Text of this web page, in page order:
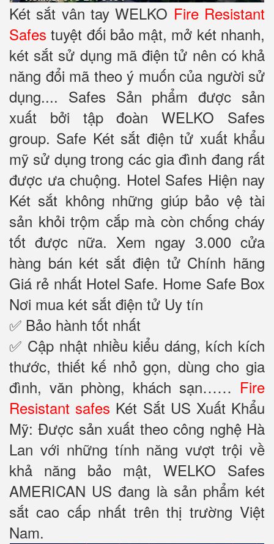
Két sắt vân tay WELKO Fire Resistant
Safes tuyệt đối bảo mật, mở két nhanh,
két sắt sử dụng mã điện tử nên có khả
năng đổi mã theo ý muốn của người sử
dụng.... Safes Sản phẩm được sản
xuất bởi tập đoàn WELKO Safes
group. Safe Két sắt điện tử xuất khẩu
mỹ sử dụng trong các gia đình đang rất
được ưa chuộng. Hotel Safes Hiện nay
Két sắt không những giúp bảo vệ tài
sản khỏi trộm cắp mà còn chống cháy
tốt được nữa. Xem ngay 3.000 cửa
hàng bán két sắt điện tử Chính hãng
Giá rẻ nhất Hotel Safe. Home Safe Box
Nơi mua két sắt điện tử Uy tín
✅ Bảo hành tốt nhất
✅ Cập nhật nhiều kiểu dáng, kích kích
thước, thiết kế nhỏ gọn, dùng cho gia
đình, văn phòng, khách sạn…… Fire
Resistant safes Két Sắt US Xuất Khẩu
Mỹ: Được sản xuất theo công nghệ Hà
Lan với những tính năng vượt trội về
khả năng bảo mật, WELKO Safes
AMERICAN US đang là sản phẩm két
sắt cao cấp nhất trên thị trường Việt
Nam.